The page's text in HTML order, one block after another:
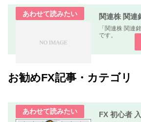
関連株 関連
「関連株 関連
です。
お勧めFX記事・カテゴリ
FX 初心者